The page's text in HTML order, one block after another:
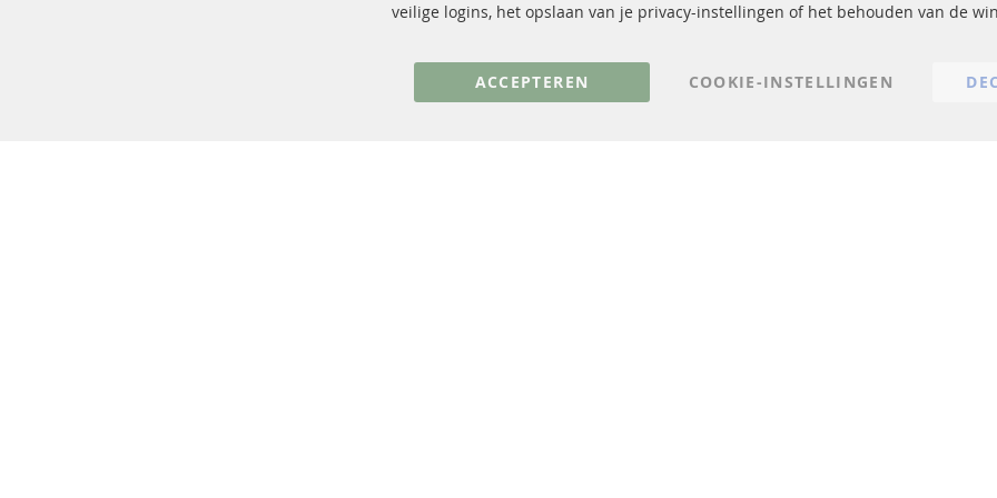
Katalysator (KAT)
FAQ
Verzendingskosten
veilige logins, het opslaan van je privacy-instellingen of het behouden van de
ACCEPTEREN COOKIE-INSTELLINGEN